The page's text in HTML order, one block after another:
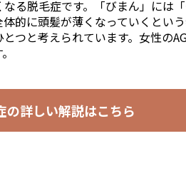
る脱毛症です。「びまん」には
的に頭髪が薄くなっていくとい
つと考えられています。女性の
の詳しい解説はこちら